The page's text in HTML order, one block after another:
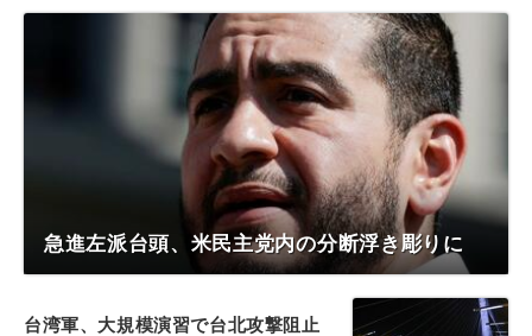
急進左派台頭、米民主党内の分断浮き彫りに
台湾軍、大規模演習で台北攻撃阻止